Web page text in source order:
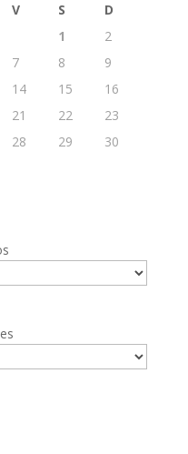
V S
D
1
2
7 8
9
14 15
16
21 22
23
28 29
30